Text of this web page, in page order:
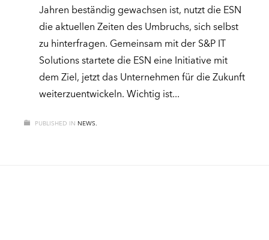
Jahren beständig gewachsen ist, nutzt die ESN
die aktuellen Zeiten des Umbruchs, sich selbst
zu hinterfragen. Gemeinsam mit der S&P IT
Solutions startete die ESN eine Initiative mit
dem Ziel, jetzt das Unternehmen für die Zukunft
weiterzuentwickeln. Wichtig ist
PUBLISHED IN NEWS.